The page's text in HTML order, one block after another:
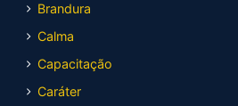
Brandura
Calma
Capacitação
Caráter